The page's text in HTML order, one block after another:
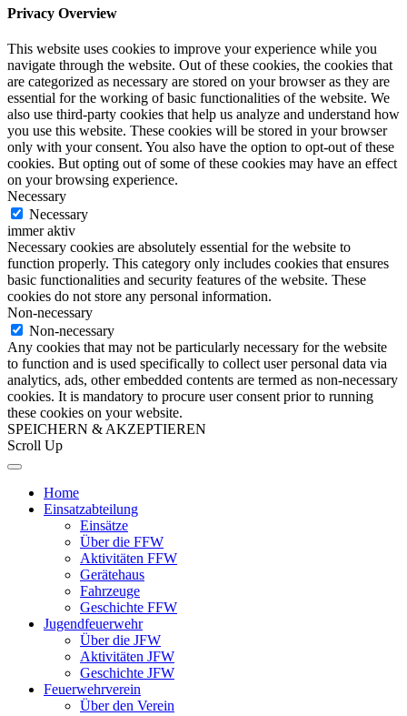
Privacy Overview
This website uses cookies to improve your experience while you
navigate through the website. Out of these cookies, the cookies that
are categorized as necessary are stored on your browser as they are
essential for the working of basic functionalities of the website. We
also use third-party cookies that help us analyze and understand how
you use this website. These cookies will be stored in your browser
only with your consent. You also have the option to opt-out of these
cookies. But opting out of some of these cookies may have an effect
on your browsing experience.
Necessary
Necessary
immer aktiv
Necessary cookies are absolutely essential for the website to
function properly. This category only includes cookies that ensures
basic functionalities and security features of the website. These
cookies do not store any personal information.
Non-necessary
Non-necessary
Any cookies that may not be particularly necessary for the website
to function and is used specifically to collect user personal data via
analytics, ads, other embedded contents are termed as non-necessary
cookies. It is mandatory to procure user consent prior to running
these cookies on your website.
SPEICHERN & AKZEPTIEREN
Scroll Up
Home
Einsatzabteilung
Einsätze
Über die FFW
Aktivitäten FFW
Gerätehaus
Fahrzeuge
Geschichte FFW
Jugendfeuerwehr
Über die JFW
Aktivitäten JFW
Geschichte JFW
Feuerwehrverein
Über den Verein